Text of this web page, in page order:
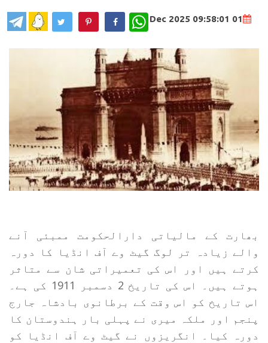
01 Dec 2025 09:58:01
WhatsApp
بھارت کے مالیاتی دارالحکومت ممبئی آنے
والے زیادہ تر لوگ گیٹ وے آف انڈیا کا دورہ
کرتے ہیں اور اس کی تعمیراتی شان سے متاثر
ہوتے ہیں۔ اس کی تاریخ 2 دسمبر 1911 کی ہے۔
اس تاریخ کو اس وقت کے برطانوی بادشاہ جارج
پنجم اور ملکہ میری نے پہلی بار ہندوستان کا
دورہ کیا۔ انگریزوں نے گیٹ وے آف انڈیا کو